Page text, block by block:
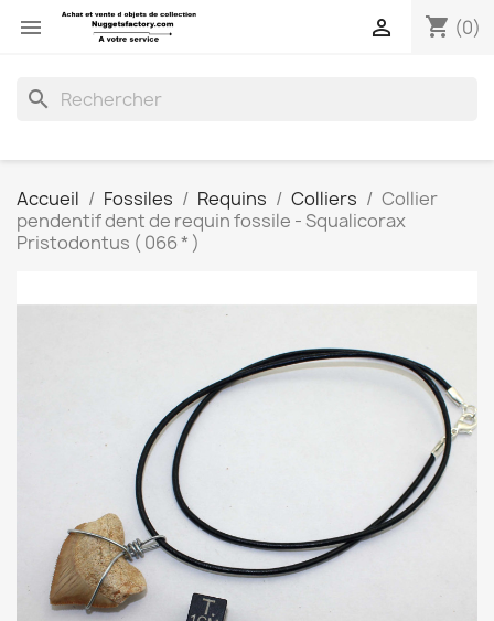
 shopping_cart (0)

search
Accueil Fossiles Requins Colliers
Collier
pendentif dent de requin fossile - Squalicorax
Pristodontus ( 066 * )